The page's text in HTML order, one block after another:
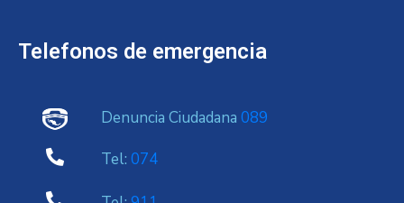
Telefonos de emergencia
Denuncia Ciudadana 089
Tel: 074